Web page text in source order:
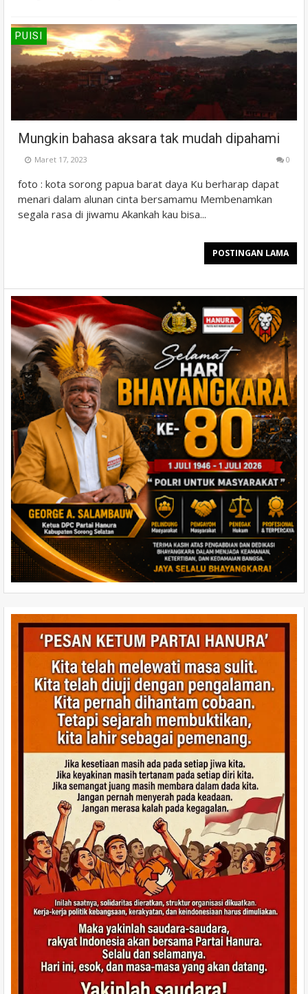
PUISI
Mungkin bahasa aksara tak mudah dipahami
Maret 17, 2023 0
foto : kota sorong papua barat daya Ku berharap dapat
menari dalam alunan cinta bersamamu Membenamkan
segala rasa di jiwamu Akankah kau bisa...
POSTINGAN LAMA